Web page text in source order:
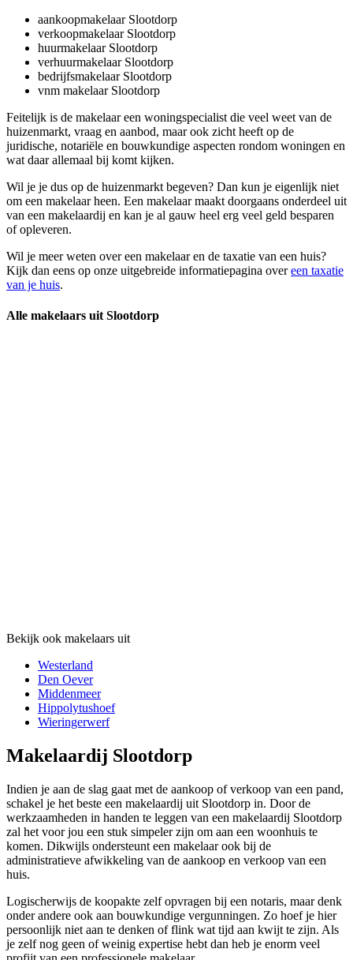
aankoopmakelaar Slootdorp
verkoopmakelaar Slootdorp
huurmakelaar Slootdorp
verhuurmakelaar Slootdorp
bedrijfsmakelaar Slootdorp
vnm makelaar Slootdorp
Feitelijk is de makelaar een woningspecialist die veel weet van de
huizenmarkt, vraag en aanbod, maar ook zicht heeft op de
juridische, notariële en bouwkundige aspecten rondom woningen en
wat daar allemaal bij komt kijken.
Wil je je dus op de huizenmarkt begeven? Dan kun je eigenlijk niet
om een makelaar heen. Een makelaar maakt doorgaans onderdeel uit
van een makelaardij en kan je al gauw heel erg veel geld besparen
of opleveren.
Wil je meer weten over een makelaar en de taxatie van een huis?
Kijk dan eens op onze uitgebreide informatiepagina overeen taxatie
van je huis.
Alle makelaars uit Slootdorp
Bekijk ook makelaars uit
Westerland
Den Oever
Middenmeer
Hippolytushoef
Wieringerwerf
Makelaardij Slootdorp
Indien je aan de slag gaat met de aankoop of verkoop van een pand,
schakel je het beste een makelaardij uit Slootdorp in. Door de
werkzaamheden in handen te leggen van een makelaardij Slootdorp
zal het voor jou een stuk simpeler zijn om aan een woonhuis te
komen. Dikwijls ondersteunt een makelaar ook bij de
administratieve afwikkeling van de aankoop en verkoop van een
huis.
Logischerwijs de koopakte zelf opvragen bij een notaris, maar denk
onder andere ook aan bouwkundige vergunningen. Zo hoef je hier
persoonlijk niet aan te denken of flink wat tijd aan kwijt te zijn. Als
je zelf nog geen of weinig expertise hebt dan heb je enorm veel